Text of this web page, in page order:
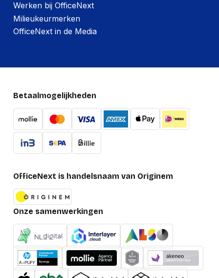
(Buitenste)
hoofdverpakking
brutogewicht
Diepte verpakking
Hoogte verpakking
128.52 mm
Breedte verpakking
72.39 mm
Gewicht verpakking
Werken bij OfficeNext
Milieukeurmerken
OfficeNext in de Media
Betaalmogelijkheden
OfficeNext is handelsnaam van Originem
Onze samenwerkingen